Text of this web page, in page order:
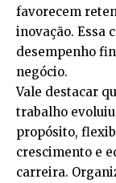
favorecem
inovação. Essa
desempenho
negócio.
Vale destacar
trabalho
propósito,
crescimento e
carreira.